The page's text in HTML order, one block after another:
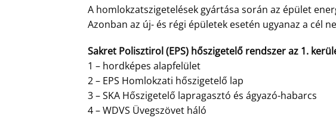
A homlokzatszigetelések gyártása során az épület
Azonban az új- és régi épületek esetén ugyanaz a cél
Sakret Polisztirol (EPS) hőszigetelő rendszer az 1.
1 – hordképes alapfelület
2 – EPS Homlokzati hőszigetelő lap
3 – SKA Hőszigetelő lapragasztó és ágyazó-habarcs
4 – WDVS Üvegszövet háló